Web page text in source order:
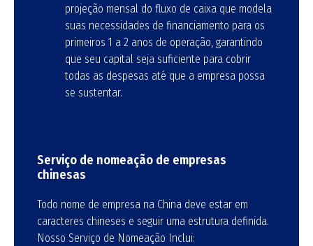
projeção mensal do fluxo de caixa que modela
suas necessidades de financiamento para os
primeiros 1 a 2 anos de operação, garantindo
que seu capital seja suficiente para cobrir
todas as despesas até que a empresa possa
se sustentar.
Serviço de nomeação de empresas
chinesas
Todo nome de empresa na China deve estar em
caracteres chineses e seguir uma estrutura definida.
Nosso Serviço de Nomeação Inclui: